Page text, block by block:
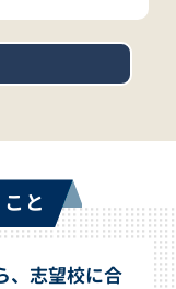
と
、志望校に合